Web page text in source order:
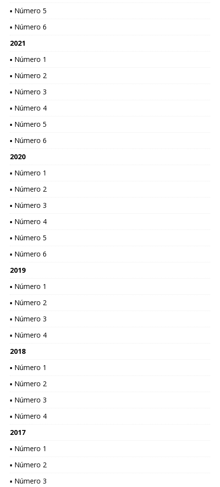
▪ Número 5
▪ Número 6
2021
▪ Número 1
▪ Número 2
▪ Número 3
▪ Número 4
▪ Número 5
▪ Número 6
2020
▪ Número 1
▪ Número 2
▪ Número 3
▪ Número 4
▪ Número 5
▪ Número 6
2019
▪ Número 1
▪ Número 2
▪ Número 3
▪ Número 4
2018
▪ Número 1
▪ Número 2
▪ Número 3
▪ Número 4
2017
▪ Número 1
▪ Número 2
▪ Número 3